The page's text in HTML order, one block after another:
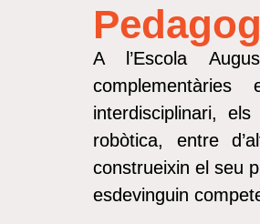
A l’Escola
interdisciplinari,
robòtica, entre
construeixin el seu
esdevinguin